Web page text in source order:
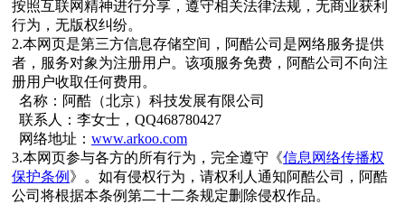
按照互联网精神进行分享，遵守相关法律法规，无商业获利
行为，无版权纠纷。
2.本网页是第三方信息存储空间，阿酷公司是网络服务提供
者，服务对象为注册用户。该项服务免费，阿酷公司不向注
册用户收取任何费用。
名称：阿酷（北京）科技发展有限公司
联系人：李女士，QQ468780427
网络地址： www.arkoo.com
3.本网页参与各方的所有行为，完全遵守《信息网络传播权
保护条例 》。如有侵权行为，请权利人通知阿酷公司，阿酷
公司将根据本条例第二十二条规定删除侵权作品。